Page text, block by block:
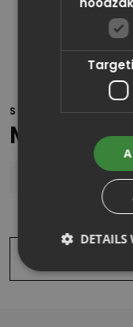
STUUR EEN BERICHT!
Meer
DETAILS